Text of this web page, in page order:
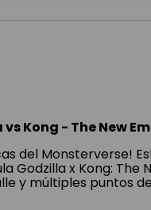
Kong - The New
del Monsterverse!
Godzilla x Kong: The
y múltiples puntos